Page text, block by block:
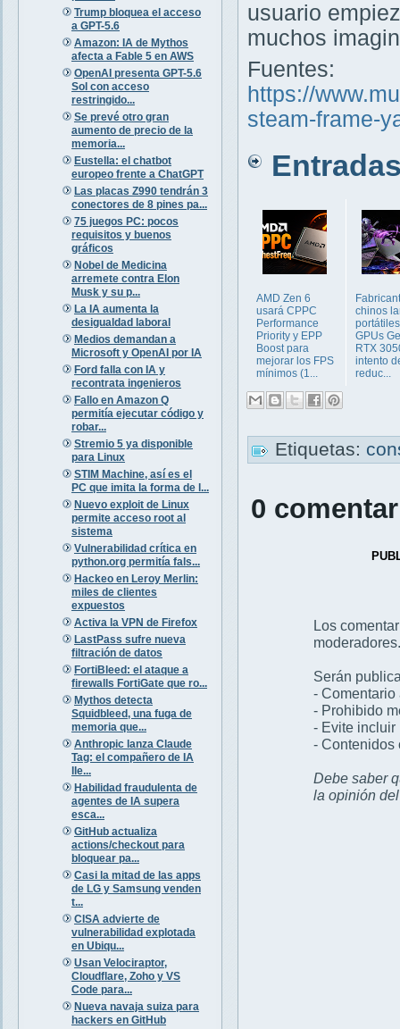
Trump bloquea el acceso
a GPT-5.6
Amazon: IA de Mythos
afecta a Fable 5 en AWS
OpenAI presenta GPT-5.6
Sol con acceso
restringido...
Se prevé otro gran
aumento de precio de la
memoria...
Eustella: el chatbot
europeo frente a ChatGPT
Las placas Z990 tendrán 3
conectores de 8 pines pa...
75 juegos PC: pocos
requisitos y buenos
gráficos
Nobel de Medicina
arremete contra Elon
Musk y su p...
La IA aumenta la
desigualdad laboral
Medios demandan a
Microsoft y OpenAI por IA
Ford falla con IA y
recontrata ingenieros
Fallo en Amazon Q
permitía ejecutar código y
robar...
Stremio 5 ya disponible
para Linux
STIM Machine, así es el
PC que imita la forma de l...
Nuevo exploit de Linux
permite acceso root al
sistema
Vulnerabilidad crítica en
python.org permitía fals...
Hackeo en Leroy Merlin:
miles de clientes
expuestos
Activa la VPN de Firefox
LastPass sufre nueva
filtración de datos
FortiBleed: el ataque a
firewalls FortiGate que ro...
Mythos detecta
Squidbleed, una fuga de
memoria que...
Anthropic lanza Claude
Tag: el compañero de IA
lle...
Habilidad fraudulenta de
agentes de IA supera
esca...
GitHub actualiza
actions/checkout para
bloquear pa...
Casi la mitad de las apps
de LG y Samsung venden
t...
CISA advierte de
vulnerabilidad explotada
en Ubiqu...
Usan Velociraptor,
Cloudflare, Zoho y VS
Code para...
Nueva navaja suiza para
hackers en GitHub
usuario
muchos
Fuentes:
https://
steam-frame-
Entradas
AMD Zen 6
usará CPPC
Performance
Priority y EPP
Boost para
mejorar los FPS
mínimos (1...
chinos
GPUs
RTX
intento
reduc...
Etiquetas:
0
Los
moderadores.
Serán
- Comentario
- Prohibido
- Evite incluir
- Contenidos
Debe saber
la opinión